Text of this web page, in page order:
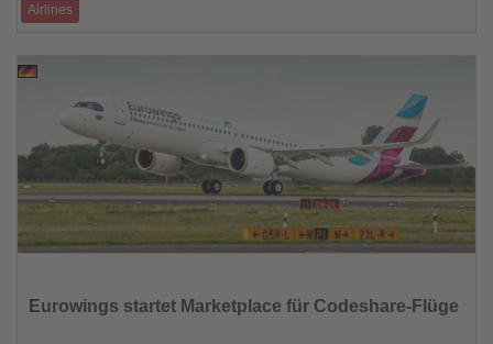
Airlines
die
Nachrichten
Eurowings startet Marketplace für Codeshare-Flüge